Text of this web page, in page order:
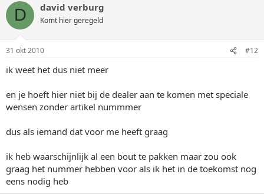
D david verburg
Komt hier geregeld
31 okt 2010 #12
ik weet het dus niet meer
en je hoeft hier niet bij de dealer aan te komen met speciale
wensen zonder artikel nummmer
dus als iemand dat voor me heeft graag
ik heb waarschijnlijk al een bout te pakken maar zou ook
graag het nummer hebben voor als ik het in de toekomst nog
eens nodig heb